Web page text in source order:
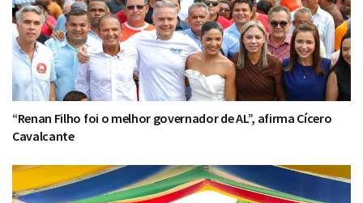
“Renan Filho foi o melhor governador de AL”, afirma Cícero
Cavalcante